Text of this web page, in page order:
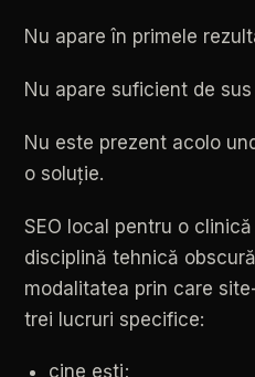
Nu apare în primele
Nu apare suficient de sus
Nu este prezent acolo
o soluție.
SEO local pentru o clinică
disciplină tehnică
modalitatea prin care
trei lucruri specifice:
cine ești;